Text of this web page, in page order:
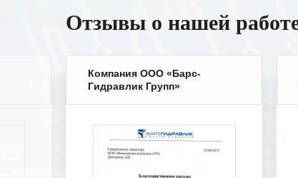
Отзывы о нашей
Компания ООО «Барс-
Гидравлик Групп»